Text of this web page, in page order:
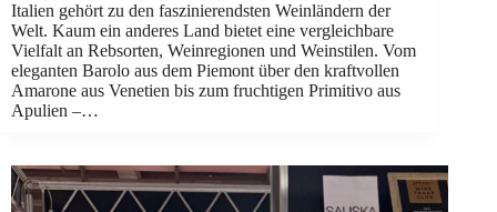
Italien gehört zu den faszinierendsten Weinländern der
Welt. Kaum ein anderes Land bietet eine vergleichbare
Vielfalt an Rebsorten, Weinregionen und Weinstilen. Vom
eleganten Barolo aus dem Piemont über den kraftvollen
Amarone aus Venetien bis zum fruchtigen Primitivo aus
Apulien –…